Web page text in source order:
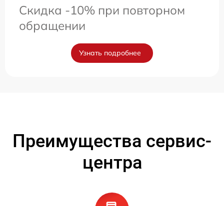
Скидка -10% при повторном
обращении
Узнать подробнее
Преимущества сервис-
центра